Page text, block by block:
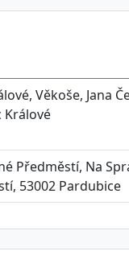
Věkoše, Jana
Králové
Předměstí, Na
53002 Pardubice